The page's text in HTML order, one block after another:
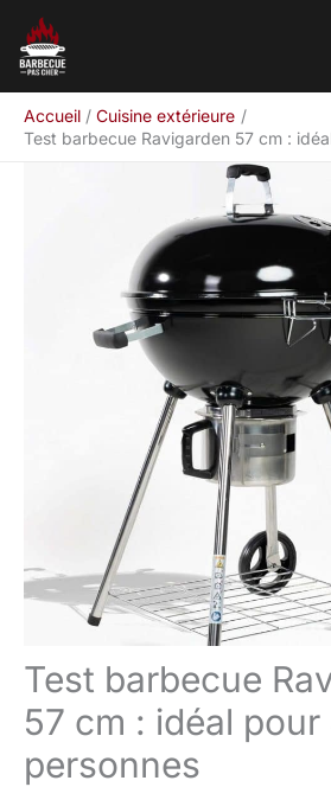
contenu
Accueil
Cuisine extérieure
Test barbecue Ravigarden 57 cm :
Test barbecue
57 cm : idéal pour
personnes
Rechercher